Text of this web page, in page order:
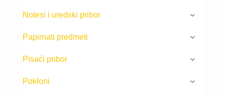
Notesi i uredski pribor
Papirnati predmeti
Pisaći pribor
Pokloni